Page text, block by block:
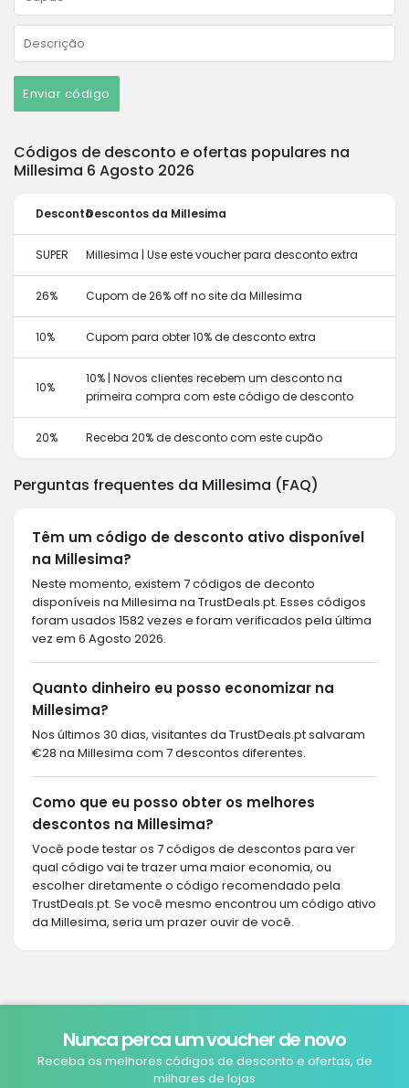
Enviar código
Códigos de desconto e ofertas populares na
Millesima 6 Agosto 2026
DescontoDescontos da Millesima
SUPER Millesima | Use este voucher para desconto extra
26% Cupom de 26% off no site da Millesima
10% Cupom para obter 10% de desconto extra
10%
10% | Novos clientes recebem um desconto na
primeira compra com este código de desconto
20% Receba 20% de desconto com este cupão
Perguntas frequentes da Millesima (FAQ)
Têm um código de desconto ativo disponível
na Millesima?
Neste momento, existem 7 códigos de deconto
disponíveis na Millesima na TrustDeals.pt. Esses códigos
foram usados 1582 vezes e foram verificados pela última
vez em 6 Agosto 2026.
Quanto dinheiro eu posso economizar na
Millesima?
Nos últimos 30 dias, visitantes da TrustDeals.pt salvaram
€28 na Millesima com 7 descontos diferentes.
Como que eu posso obter os melhores
descontos na Millesima?
Você pode testar os 7 códigos de descontos para ver
qual código vai te trazer uma maior economia, ou
escolher diretamente o código recomendado pela
TrustDeals.pt. Se você mesmo encontrou um código ativo
da Millesima, seria um prazer ouvir de você.
Nunca perca um voucher de novo
Receba os melhores códigos de desconto e ofertas, de
milhares de lojas